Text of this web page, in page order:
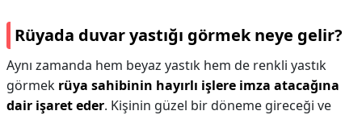
Rüyada duvar yastığı görmek neye gelir?
Aynı zamanda hem beyaz yastık hem de renkli yastık
görmek rüya sahibinin hayırlı işlere imza atacağına
dair işaret eder. Kişinin güzel bir döneme gireceği ve